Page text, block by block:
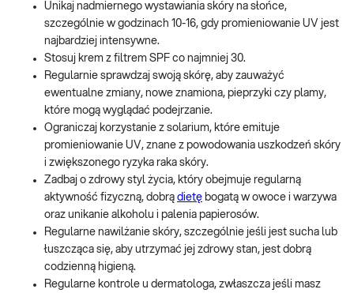
Unikaj nadmiernego wystawiania skóry na słońce,
szczególnie w godzinach 10-16, gdy promieniowanie UV jest
najbardziej intensywne.
Stosuj krem z filtrem SPF co najmniej 30.
Regularnie sprawdzaj swoją skórę, aby zauważyć
ewentualne zmiany, nowe znamiona, pieprzyki czy plamy,
które mogą wyglądać podejrzanie.
Ograniczaj korzystanie z solarium, które emituje
promieniowanie UV, znane z powodowania uszkodzeń skóry
i zwiększonego ryzyka raka skóry.
Zadbaj o zdrowy styl życia, który obejmuje regularną
aktywność fizyczną, dobrą dietę bogatą w owoce i warzywa
oraz unikanie alkoholu i palenia papierosów.
Regularne nawilżanie skóry, szczególnie jeśli jest sucha lub
łuszcząca się, aby utrzymać jej zdrowy stan, jest dobrą
codzienną higieną.
Regularne kontrole u dermatologa, zwłaszcza jeśli masz